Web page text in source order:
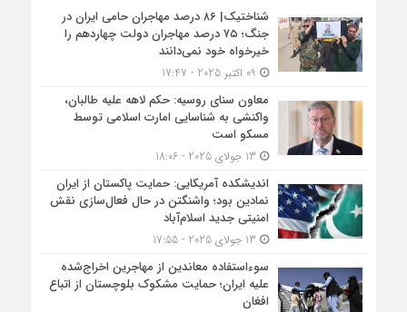
شناختیک| ۸۶ درصد مهاجران حامی ایران در
جنگ؛ ۷۵ درصد مهاجران دولت چهاردهم را
خیرخواه خود نمی‌دانند
معاون سنای روسیه: حکم لاهه علیه طالبان،
واکنشی به شناسایی امارت اسلامی توسط
مسکو است
اندیشکده آمریکایی: حمایت پاکستان از ایران
نمادین بود؛ واشنگتن در حال فعال‌سازی نقش
امنیتی جدید اسلام‌آباد
سوءاستفاده معاندین از مهاجرین اخراج‌شده
علیه ایران؛ حمایت مشکوک بلوچستان از اتباع
افغان